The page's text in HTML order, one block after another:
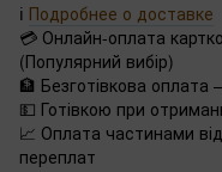
ℹ️ Подробнее о доставке
💳 Онлайн-оплата
(Популярний вибір)
🏦 Безготівкова
💵 Готівкою при
📈 Оплата частинами
переплат